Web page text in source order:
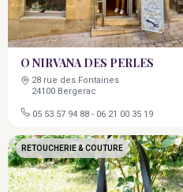
O NIRVANA DES PERLES
28 rue des Fontaines
24100 Bergerac
05 53 57 94 88 - 06 21 00 35 19
RETOUCHERIE & COUTURE